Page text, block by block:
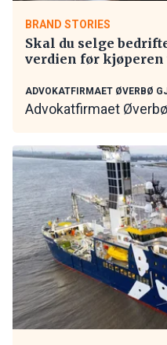
BRAND STORIES
Skal du selge
verdien før
ADVOKATFIRMAET ØVERBØ
Advokatfirmaet